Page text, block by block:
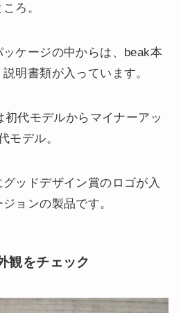
ろ。
ケージの中からは、beak本
明書類が入っています。
代モデルからマイナーアッ
モデル。
ッドデザイン賞のロゴが入
ョンの製品です。
観をチェック